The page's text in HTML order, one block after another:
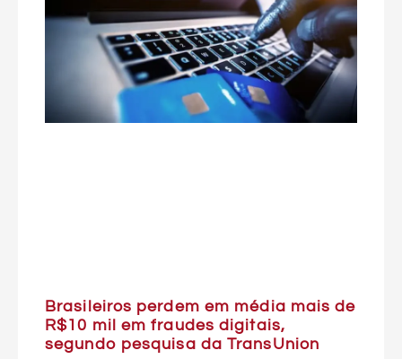
Brasileiros perdem em média mais de
R$10 mil em fraudes digitais,
segundo pesquisa da TransUnion